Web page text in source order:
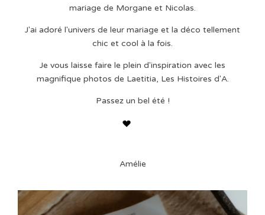
mariage de Morgane et Nicolas.
J'ai adoré l'univers de leur mariage et la déco tellement
chic et cool à la fois.
Je vous laisse faire le plein d'inspiration avec les
magnifique photos de Laetitia, Les Histoires d'A.
Passez un bel été !
Amélie